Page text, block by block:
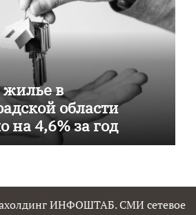
в
области
на 4,6% за год
ИНФОШТАБ. СМИ сетевое